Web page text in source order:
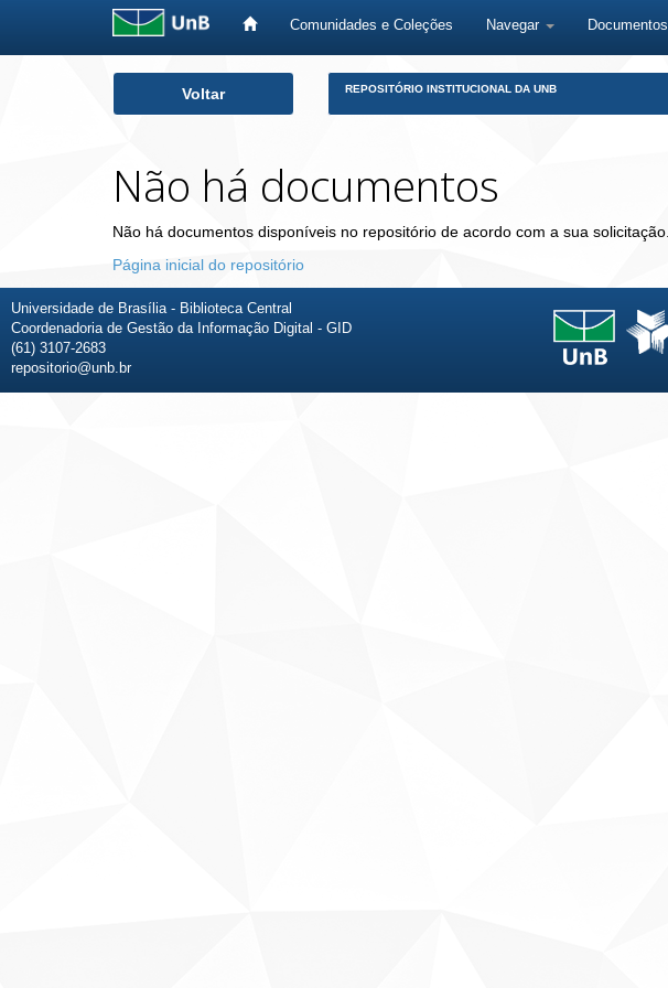
Comunidades e Coleções Navegar Documentos
Voltar REPOSITÓRIO INSTITUCIONAL DA UNB
Não há documentos
Não há documentos disponíveis no repositório de acordo com a sua solicitação.
Página inicial do repositório
Universidade de Brasília - Biblioteca Central
Coordenadoria de Gestão da Informação Digital - GID
(61) 3107-2683
repositorio@unb.br